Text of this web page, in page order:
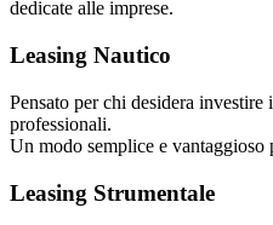
dedicate alle imprese.
Leasing Nautico
Pensato per chi desidera
professionali.
Un modo semplice e
Leasing Strumentale